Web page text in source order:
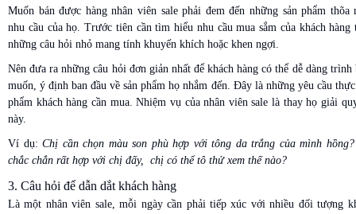
Muốn bán được hàng nhân viên sale phải đem đến những sản phẩm thõa
nhu cầu của họ. Trước tiên cần tìm hiểu nhu cầu mua sắm của khách hàng
những câu hỏi nhỏ mang tính khuyến khích hoặc khen ngợi.
Nên đưa ra những câu hỏi đơn giản nhất để khách hàng có thể dễ dàng trình
muốn, ý định ban đầu về sản phẩm họ nhắm đến. Đây là những yêu cầu
phẩm khách hàng cần mua. Nhiệm vụ của nhân viên sale là thay họ giải
này.
Ví dụ:Chị cần chọn màu son phù hợp với tông da trắng của mình
chắc chắn rất hợp với chị đấy, chị có thể tô thử xem thế nào?
3. Câu hỏi để dẫn dắt khách hàng
Là một nhân viên sale, mỗi ngày cần phải tiếp xúc với nhiều đối tượng